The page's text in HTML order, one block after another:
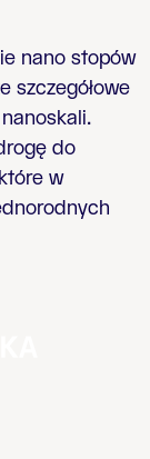
nano stopów
szczegółowe
do
w